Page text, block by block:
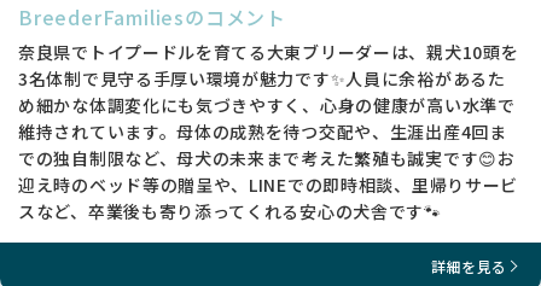
BreederFamiliesのコメント
奈良県でトイプードルを育てる大東ブリーダーは、親犬10頭を
3名体制で見守る手厚い環境が魅力です✨人員に余裕があるた
め細かな体調変化にも気づきやすく、心身の健康が高い水準で
維持されています。母体の成熟を待つ交配や、生涯出産4回ま
での独自制限など、母犬の未来まで考えた繁殖も誠実です😊お
迎え時のベッド等の贈呈や、LINEでの即時相談、里帰りサービ
スなど、卒業後も寄り添ってくれる安心の犬舎です🐾
詳細を見る